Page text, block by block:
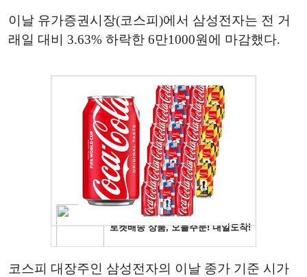
이날 유가증권시장(코스피)에서 삼성전자는 전 거
래일 대비 3.63% 하락한 6만1000원에 마감했다.
코스피 대장주인 삼성전자의 이날 종가 기준 시가